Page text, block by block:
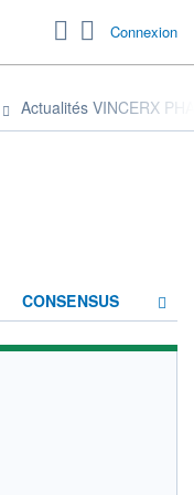
Connexion
Actualités VINCERX
CONSENSUS